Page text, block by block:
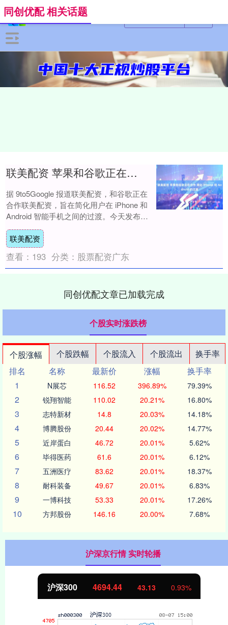
同创优配 相关话题
联美配资 苹果和谷歌正在合作 简化 iPhone 和 Android 的过渡
据 9to5Google 报道联美配资，和谷歌正在
合作联美配资，旨在简化用户在 iPhone 和
Android 智能手机之间的过渡。今天发布的
全新 Andro....
联美配资
查看： 193 分类： 股票配资广东
同创优配文章已加载完成
个股实时涨跌榜
个股涨幅 个股跌幅 个股流入 个股流出
换手率
排名
名称 最新价 涨幅
换手率
1
N展芯 116.52 396.89% 79.39%
2 锐翔智能 110.02 20.21% 16.80%
3 志特新材 14.8 20.03% 14.18%
4 博腾股份 20.44 20.02% 14.77%
5 近岸蛋白 46.72 20.01% 5.62%
6 毕得医药 61.6 20.01% 6.12%
7 五洲医疗 83.62 20.01% 18.37%
8 耐科装备 49.67 20.01% 6.83%
9 一博科技 53.33 20.01% 17.26%
10 方邦股份 146.16 20.00% 7.68%
沪深京行情 实时轮播
沪深300 4694.44 43.13 0.93%